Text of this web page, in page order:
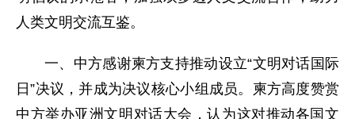
人类文明交流互鉴。
一、中方感谢柬方支持推动设立“文明对话国际
日”决议，并成为决议核心小组成员。柬方高度赞赏
中方举办亚洲文明对话大会，认为这对推动各国文